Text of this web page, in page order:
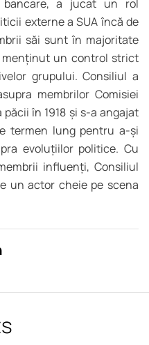
bancare, a jucat un rol
externe a SUA încă de
săi sunt în majoritate
un control strict
grupului. Consiliul a
membrilor Comisiei
în 1918 și s-a angajat
termen lung pentru a-și
evoluțiilor politice. Cu
influenți, Consiliul
un actor cheie pe scena